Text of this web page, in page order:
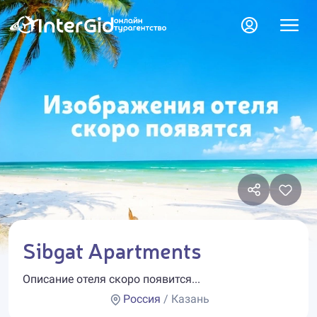
Sibgat Apartments
Описание отеля скоро появится...
Россия / Казань